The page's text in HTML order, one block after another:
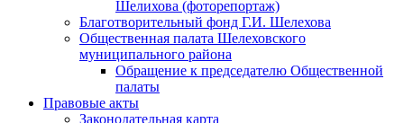
Шелихова (фоторепортаж)
Благотворительный фонд Г.И. Шелехова
Общественная палата Шелеховского
муниципального района
Обращение к председателю Общественной
палаты
Правовые акты
Законодательная карта